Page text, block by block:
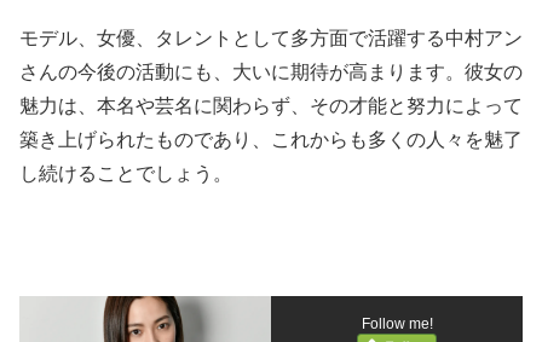
モデル、女優、タレントとして多方面で活躍する中村アン
さんの今後の活動にも、大いに期待が高まります。彼女の
魅力は、本名や芸名に関わらず、その才能と努力によって
築き上げられたものであり、これからも多くの人々を魅了
し続けることでしょう。
Follow me!